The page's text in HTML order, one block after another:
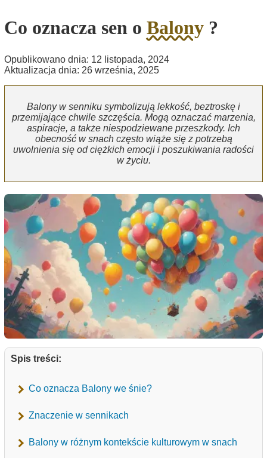
Co oznacza sen o Balony ?
Opublikowano dnia: 12 listopada, 2024
Aktualizacja dnia: 26 września, 2025
Balony w senniku symbolizują lekkość, beztroskę i
przemijające chwile szczęścia. Mogą oznaczać marzenia,
aspiracje, a także niespodziewane przeszkody. Ich
obecność w snach często wiąże się z potrzebą
uwolnienia się od ciężkich emocji i poszukiwania radości
w życiu.
Spis treści:
Co oznacza Balony we śnie?
Znaczenie w sennikach
Balony w różnym kontekście kulturowym w snach